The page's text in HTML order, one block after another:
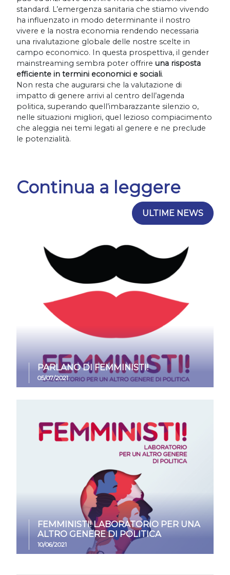
standard. L’emergenza sanitaria che stiamo vivendo
ha influenzato in modo determinante il nostro
vivere e la nostra economia rendendo necessaria
una rivalutazione globale delle nostre scelte in
campo economico. In questa prospettiva, il gender
mainstreaming sembra poter offrire una risposta
efficiente in termini economici e sociali.
Non resta che augurarsi che la valutazione di
impatto di genere arrivi al centro dell’agenda
politica, superando quell’imbarazzante silenzio o,
nelle situazioni migliori, quel lezioso compiacimento
che aleggia nei temi legati al genere e ne preclude
le potenzialità.
Continua a leggere
ULTIME NEWS
PARLANO DI FEMMINISTI!
05/07/2021
FEMMINISTI! LABORATORIO PER UNA
ALTRO GENERE DI POLITICA
10/06/2021